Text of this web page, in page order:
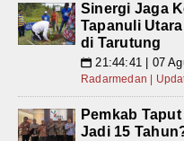
Sinergi Jaga
Tapanuli
di Tarutung
📅 21:44:41 | 07
Radarmedan |
Pemkab
Jadi 15